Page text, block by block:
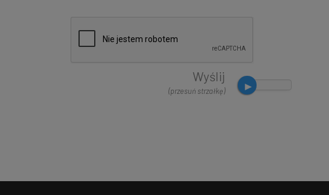
Wyślij
(przesuń strzałkę)